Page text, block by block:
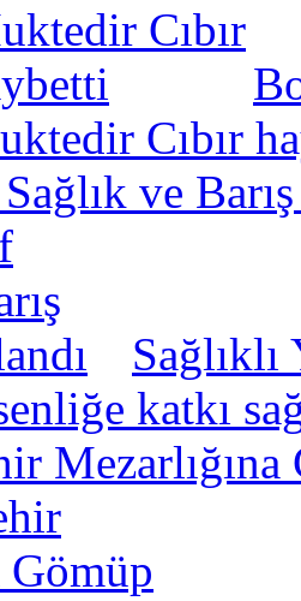
Cıbır
ve
katkı
Mezarlığına